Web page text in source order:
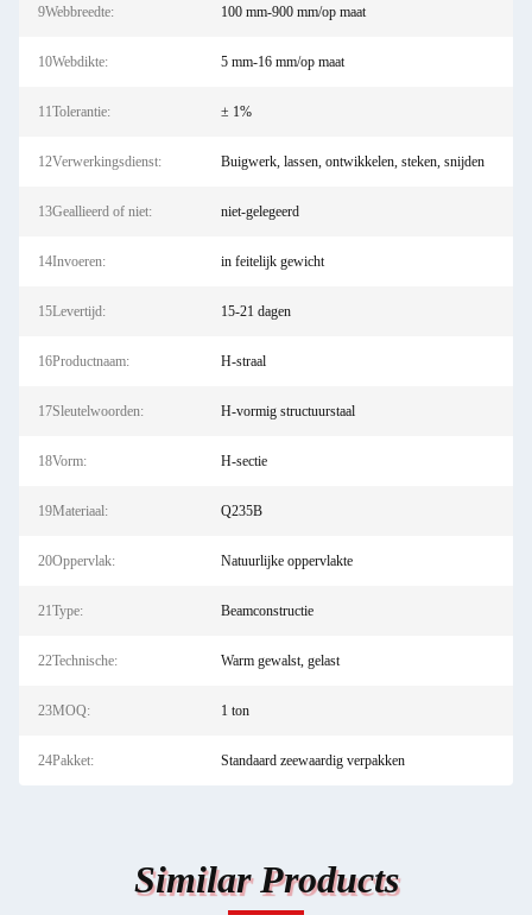
9Webbreedte: 100 mm-900 mm/op maat
10Webdikte: 5 mm-16 mm/op maat
11Tolerantie: ± 1%
12Verwerkingsdienst: Buigwerk, lassen, ontwikkelen, steken, snijden
13Geallieerd of niet: niet-gelegeerd
14Invoeren: in feitelijk gewicht
15Levertijd: 15-21 dagen
16Productnaam: H-straal
17Sleutelwoorden: H-vormig structuurstaal
18Vorm: H-sectie
19Materiaal: Q235B
20Oppervlak: Natuurlijke oppervlakte
21Type: Beamconstructie
22Technische: Warm gewalst, gelast
23MOQ: 1 ton
24Pakket: Standaard zeewaardig verpakken
Similar Products